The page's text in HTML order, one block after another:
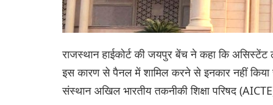
राजस्थान हाईकोर्ट की जयपुर बेंच ने कहा कि
इस कारण से पैनल में शामिल करने से इनकार नहीं किया
संस्थान अखिल भारतीय तकनीकी शिक्षा परिषद